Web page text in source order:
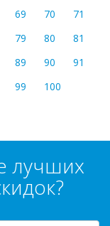
69 70
71
79 80
81
89 90
91
99
100
лучших